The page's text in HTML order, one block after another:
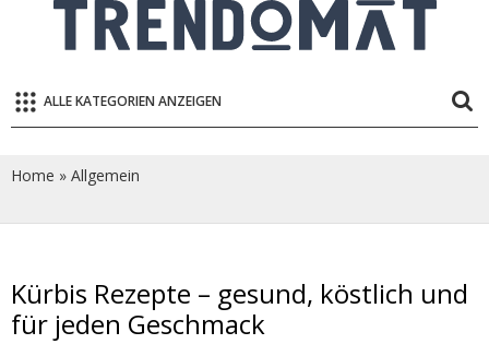
ALLE KATEGORIEN ANZEIGEN
Home » Allgemein
Kürbis Rezepte – gesund, köstlich und
für jeden Geschmack